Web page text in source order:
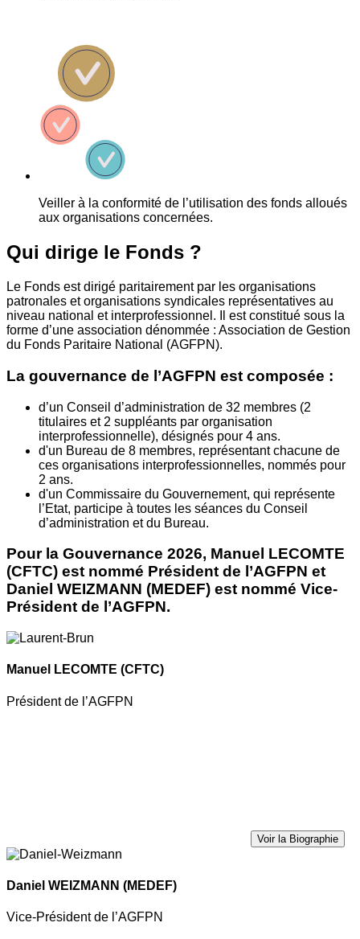
Veiller à la conformité de l’utilisation des fonds alloués
aux organisations concernées.
Qui dirige le Fonds ?
Le Fonds est dirigé paritairement par les organisations
patronales et organisations syndicales représentatives au
niveau national et interprofessionnel. Il est constitué sous la
forme d’une association dénommée : Association de Gestion
du Fonds Paritaire National (AGFPN).
La gouvernance de l’AGFPN est composée :
d’un Conseil d’administration de 32 membres (2
titulaires et 2 suppléants par organisation
interprofessionnelle), désignés pour 4 ans.
d'un Bureau de 8 membres, représentant chacune de
ces organisations interprofessionnelles, nommés pour
2 ans.
d'un Commissaire du Gouvernement, qui représente
l’Etat, participe à toutes les séances du Conseil
d’administration et du Bureau.
Pour la Gouvernance 2026, Manuel LECOMTE
(CFTC) est nommé Président de l’AGFPN et
Daniel WEIZMANN (MEDEF) est nommé Vice-
Président de l’AGFPN.
Manuel LECOMTE (CFTC)
Président de l’AGFPN
Voir la Biographie
Daniel WEIZMANN (MEDEF)
Vice-Président de l’AGFPN